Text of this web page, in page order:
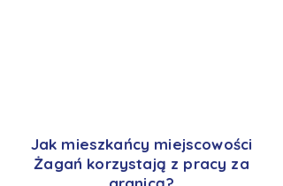
Jak mieszkańcy miejscowości
Żagań korzystają z pracy za